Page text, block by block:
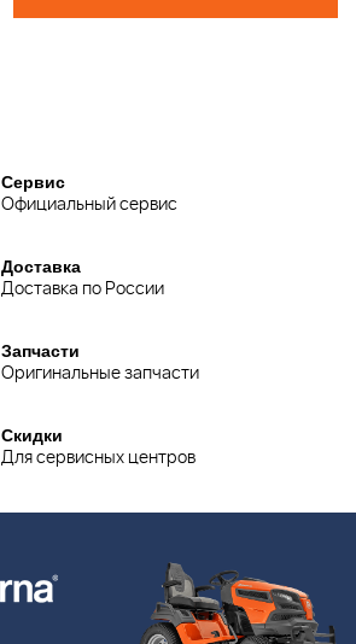
Сервис
Официальный сервис
Доставка
Доставка по России
Запчасти
Оригинальные запчасти
Скидки
Для сервисных центров